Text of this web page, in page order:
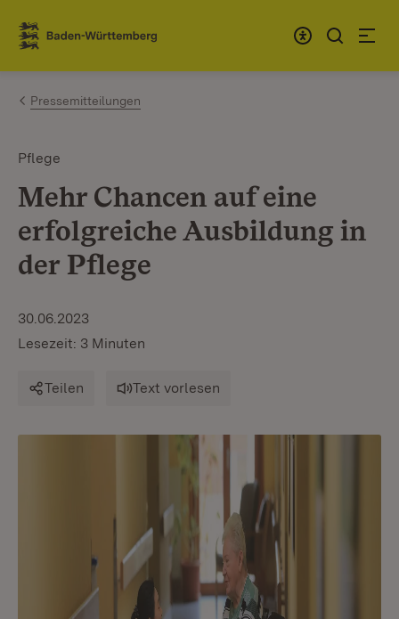
Zum Inhalt springen
Link zur Startseite
Pressemitteilungen
Pflege
Mehr Chancen auf eine
erfolgreiche Ausbildung in
der Pflege
30.06.2023
Lesezeit: 3 Minuten
Teilen Text vorlesen